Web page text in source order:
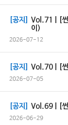
[공지]
Vol.71 | [썬
이)
2026-07-12
[공지] Vol.70 | [썬
2026-07-05
[공지] Vol.69 | [썬
2026-06-29